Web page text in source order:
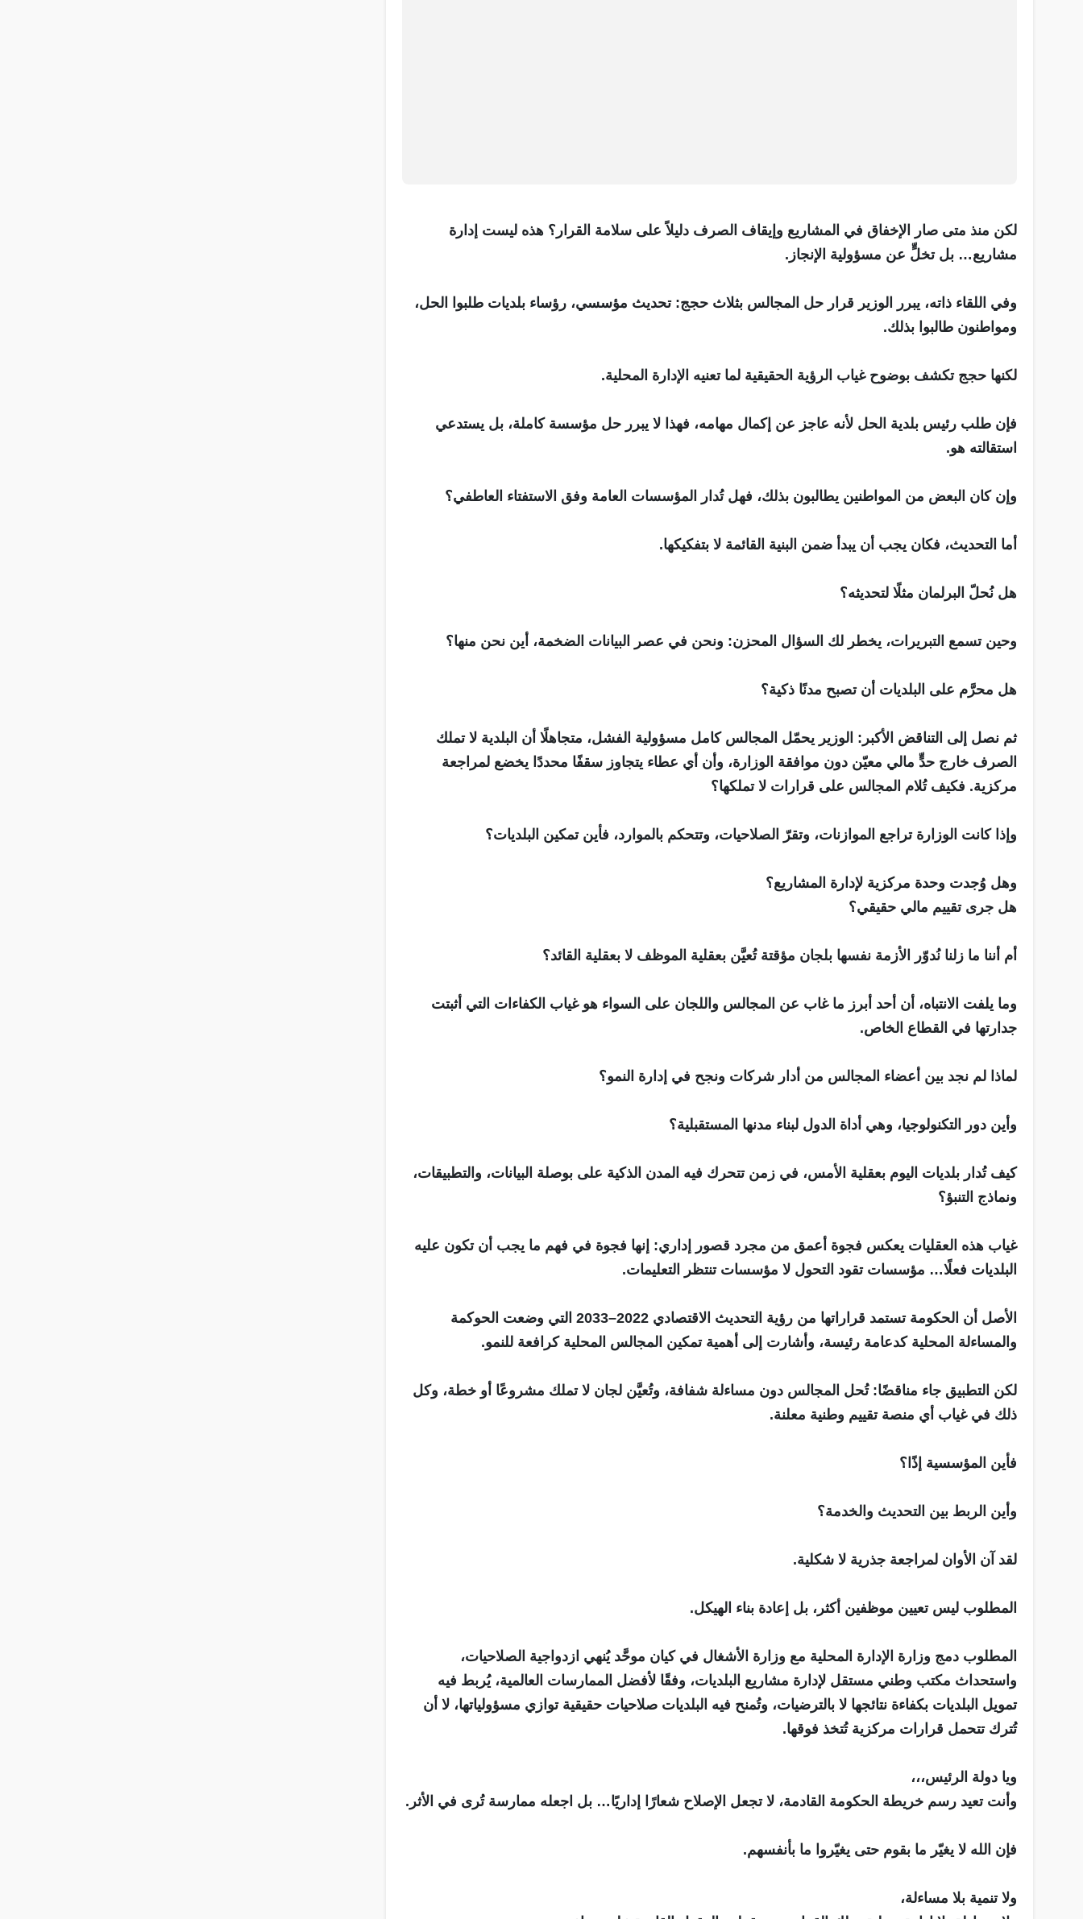
لكن منذ متى صار الإخفاق في المشاريع وإيقاف الصرف دليلاً على سلامة القرار؟ هذه ليست إدارة
مشاريع… بل تخلٍّ عن مسؤولية الإنجاز.
وفي اللقاء ذاته، يبرر الوزير قرار حل المجالس بثلاث حجج: تحديث مؤسسي، رؤساء بلديات طلبوا الحل،
ومواطنون طالبوا بذلك.
لكنها حجج تكشف بوضوح غياب الرؤية الحقيقية لما تعنيه الإدارة المحلية.
فإن طلب رئيس بلدية الحل لأنه عاجز عن إكمال مهامه، فهذا لا يبرر حل مؤسسة كاملة، بل يستدعي
استقالته هو.
وإن كان البعض من المواطنين يطالبون بذلك، فهل تُدار المؤسسات العامة وفق الاستفتاء العاطفي؟
أما التحديث، فكان يجب أن يبدأ ضمن البنية القائمة لا بتفكيكها.
هل نُحلّ البرلمان مثلًا لتحديثه؟
وحين تسمع التبريرات، يخطر لك السؤال المحزن: ونحن في عصر البيانات الضخمة، أين نحن منها؟
هل محرَّم على البلديات أن تصبح مدنًا ذكية؟
ثم نصل إلى التناقض الأكبر: الوزير يحمّل المجالس كامل مسؤولية الفشل، متجاهلًا أن البلدية لا تملك
الصرف خارج حدٍّ مالي معيّن دون موافقة الوزارة، وأن أي عطاء يتجاوز سقفًا محددًا يخضع لمراجعة
مركزية. فكيف تُلام المجالس على قرارات لا تملكها؟
وإذا كانت الوزارة تراجع الموازنات، وتقرّ الصلاحيات، وتتحكم بالموارد، فأين تمكين البلديات؟
وهل وُجدت وحدة مركزية لإدارة المشاريع؟
هل جرى تقييم مالي حقيقي؟
أم أننا ما زلنا نُدوّر الأزمة نفسها بلجان مؤقتة تُعيَّن بعقلية الموظف لا بعقلية القائد؟
وما يلفت الانتباه، أن أحد أبرز ما غاب عن المجالس واللجان على السواء هو غياب الكفاءات التي أثبتت
جدارتها في القطاع الخاص.
لماذا لم نجد بين أعضاء المجالس من أدار شركات ونجح في إدارة النمو؟
وأين دور التكنولوجيا، وهي أداة الدول لبناء مدنها المستقبلية؟
كيف تُدار بلديات اليوم بعقلية الأمس، في زمن تتحرك فيه المدن الذكية على بوصلة البيانات، والتطبيقات،
ونماذج التنبؤ؟
غياب هذه العقليات يعكس فجوة أعمق من مجرد قصور إداري: إنها فجوة في فهم ما يجب أن تكون عليه
البلديات فعلًا… مؤسسات تقود التحول لا مؤسسات تنتظر التعليمات.
الأصل أن الحكومة تستمد قراراتها من رؤية التحديث الاقتصادي 2022–2033 التي وضعت الحوكمة
والمساءلة المحلية كدعامة رئيسة، وأشارت إلى أهمية تمكين المجالس المحلية كرافعة للنمو.
لكن التطبيق جاء مناقضًا: تُحل المجالس دون مساءلة شفافة، وتُعيَّن لجان لا تملك مشروعًا أو خطة، وكل
ذلك في غياب أي منصة تقييم وطنية معلنة.
فأين المؤسسية إذًا؟
وأين الربط بين التحديث والخدمة؟
لقد آن الأوان لمراجعة جذرية لا شكلية.
المطلوب ليس تعيين موظفين أكثر، بل إعادة بناء الهيكل.
المطلوب دمج وزارة الإدارة المحلية مع وزارة الأشغال في كيان موحَّد يُنهي ازدواجية الصلاحيات،
واستحداث مكتب وطني مستقل لإدارة مشاريع البلديات، وفقًا لأفضل الممارسات العالمية، يُربط فيه
تمويل البلديات بكفاءة نتائجها لا بالترضيات، وتُمنح فيه البلديات صلاحيات حقيقية توازي مسؤولياتها، لا أن
تُترك تتحمل قرارات مركزية تُتخذ فوقها.
ويا دولة الرئيس،،،
وأنت تعيد رسم خريطة الحكومة القادمة، لا تجعل الإصلاح شعارًا إداريًا… بل اجعله ممارسة تُرى في الأثر.
فإن الله لا يغيّر ما بقوم حتى يغيّروا ما بأنفسهم.
ولا تنمية بلا مساءلة،